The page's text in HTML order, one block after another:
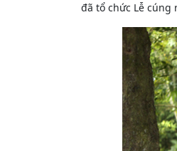
đã tổ chức Lễ cúng